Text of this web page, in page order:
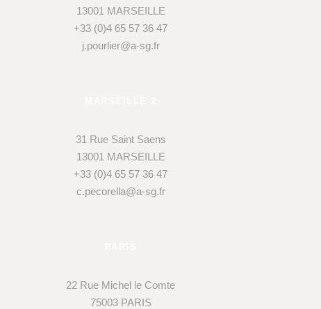
13001 MARSEILLE
+33 (0)4 65 57 36 47
j.pourlier@a-sg.fr
31 Rue Saint Saens
13001 MARSEILLE
+33 (0)4 65 57 36 47
c.pecorella@a-sg.fr
22 Rue Michel le Comte
75003 PARIS